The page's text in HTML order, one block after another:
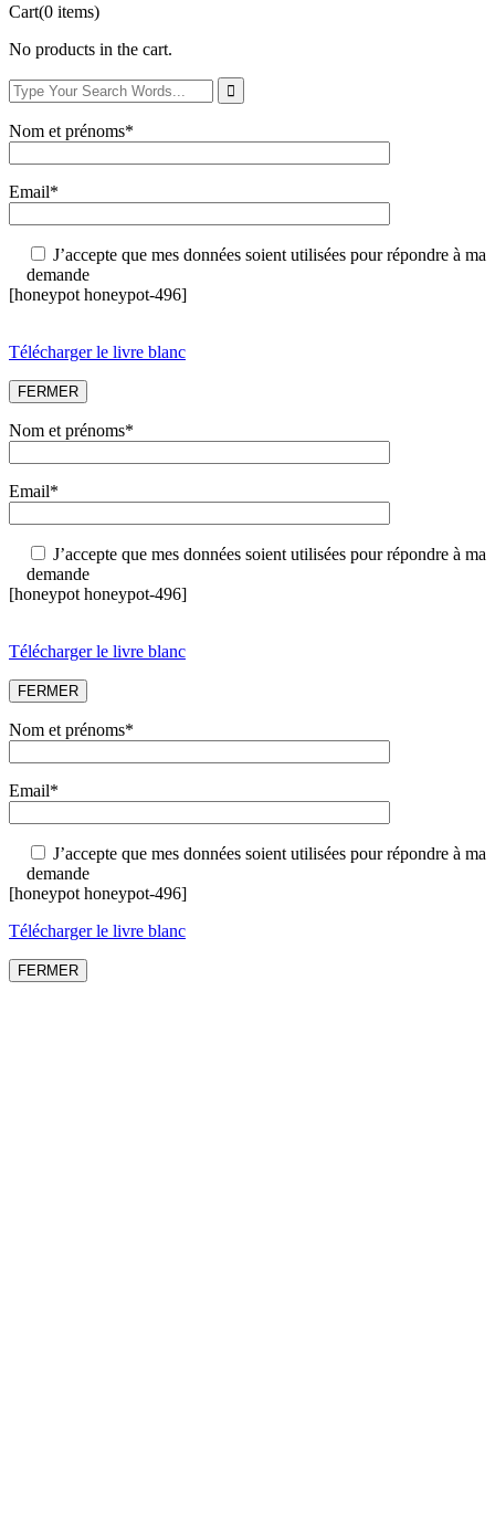
Cart(0 items)
No products in the cart.
Nom et prénoms*
Email*
J’accepte que mes données soient utilisées pour répondre à ma
demande
[honeypot honeypot-496]
Télécharger le livre blanc
FERMER
Nom et prénoms*
Email*
J’accepte que mes données soient utilisées pour répondre à ma
demande
[honeypot honeypot-496]
Télécharger le livre blanc
FERMER
Nom et prénoms*
Email*
J’accepte que mes données soient utilisées pour répondre à ma
demande
[honeypot honeypot-496]
Télécharger le livre blanc
FERMER